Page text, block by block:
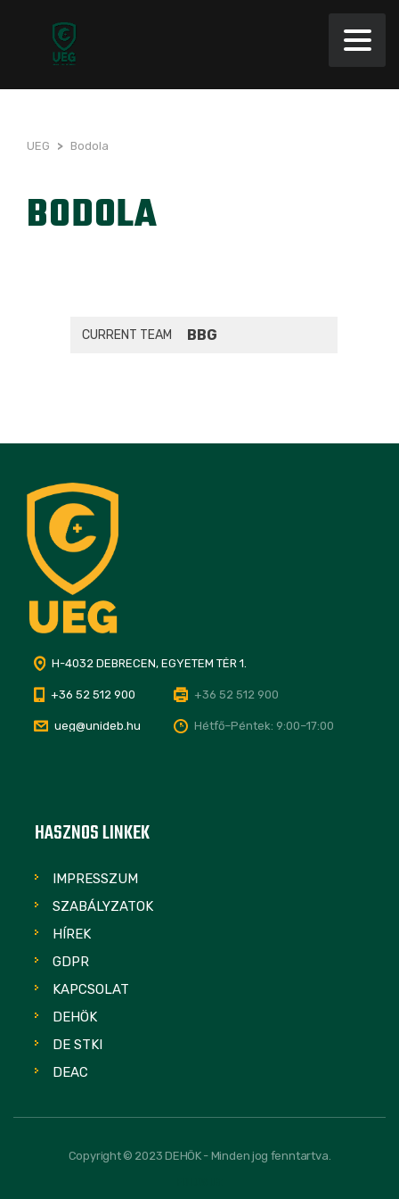
UEG > Bodola
BODOLA
CURRENT TEAM BBG
H-4032 DEBRECEN, EGYETEM TÉR 1.
+36 52 512 900 +36 52 512 900
ueg@unideb.hu Hétfő–Péntek: 9:00–17:00
HASZNOS LINKEK
IMPRESSZUM
SZABÁLYZATOK
HÍREK
GDPR
KAPCSOLAT
DEHÖK
DE STKI
DEAC
Copyright © 2023 DEHÖK - Minden jog fenntartva.